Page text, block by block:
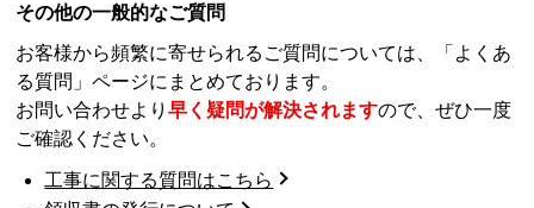
その他の一般的なご質問
お客様から頻繁に寄せられるご質問については、「よくあ
る質問」ページにまとめております。
お問い合わせより早く疑問が解決されますので、ぜひ一度
ご確認ください。
工事に関する質問はこちら